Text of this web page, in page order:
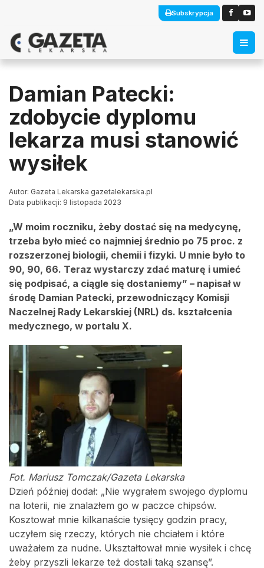
Subskrypcja
Damian Patecki:
zdobycie dyplomu
lekarza musi stanowić
wysiłek
Autor: Gazeta Lekarska gazetalekarska.pl
Data publikacji: 9 listopada 2023
„W moim roczniku, żeby dostać się na medycynę,
trzeba było mieć co najmniej średnio po 75 proc. z
rozszerzonej biologii, chemii i fizyki. U mnie było to
90, 90, 66. Teraz wystarczy zdać maturę i umieć
się podpisać, a ciągle się dostaniemy” – napisał w
środę Damian Patecki, przewodniczący Komisji
Naczelnej Rady Lekarskiej (NRL) ds. kształcenia
medycznego, w portalu X.
Fot. Mariusz Tomczak/Gazeta Lekarska
Dzień później dodał: „Nie wygrałem swojego dyplomu
na loterii, nie znalazłem go w paczce chipsów.
Kosztował mnie kilkanaście tysięcy godzin pracy,
uczyłem się rzeczy, których nie chciałem i które
uważałem za nudne. Ukształtował mnie wysiłek i chcę
żeby przyszli lekarze też dostali taką szansę”.